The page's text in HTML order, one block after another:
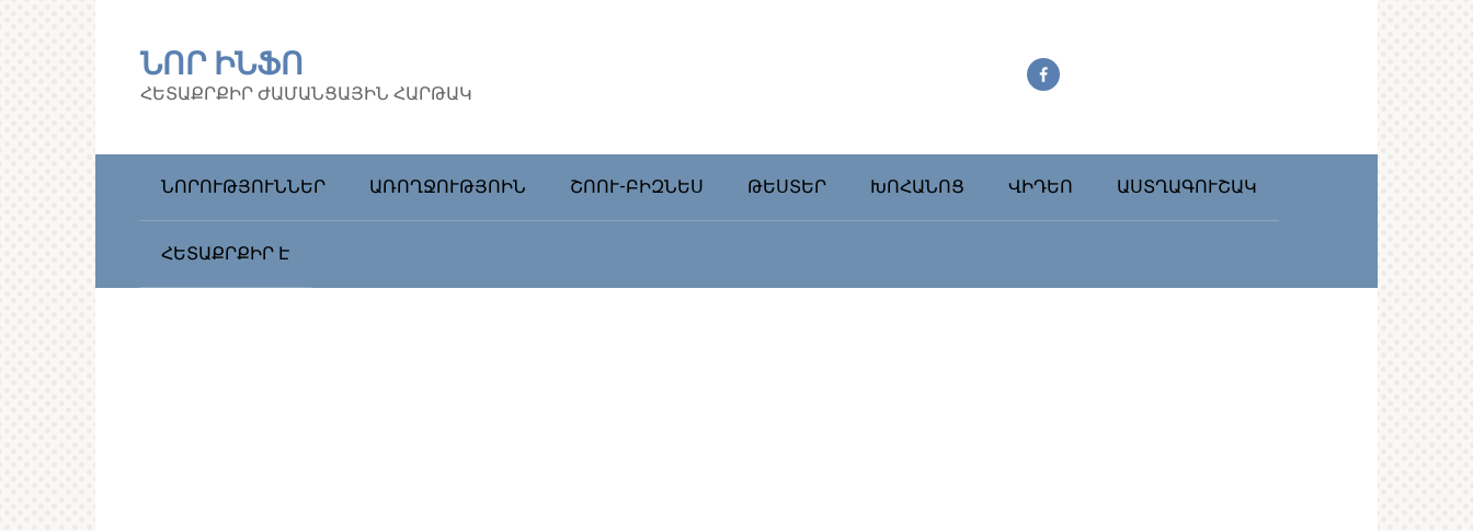
ՆՈՐ ԻՆՖՈ
ՀԵՏԱՔՐՔԻՐ ԺԱՄԱՆՑԱՅԻՆ ՀԱՐԹԱԿ
ՆՈՐՈՒԹՅՈՒՆՆԵՐ ԱՌՈՂՋՈՒԹՅՈԻՆ ՇՈՈՒ-ԲԻԶՆԵՍ ԹԵՍՏԵՐ ԽՈՀԱՆՈՑ ՎԻԴԵՈ ԱՍՏՂԱԳՈՒՇԱԿ
ՀԵՏԱՔՐՔԻՐ Է